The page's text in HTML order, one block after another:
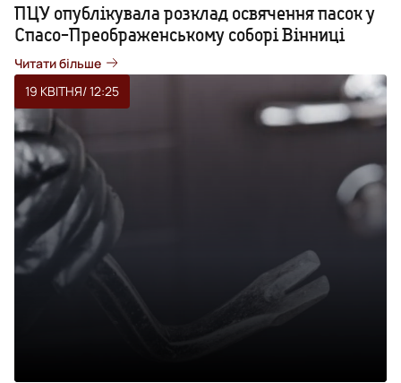
ПЦУ опублікувала розклад освячення пасок у
Спасо-Преображенському соборі Вінниці
Читати більше
19 КВІТНЯ/ 12:25